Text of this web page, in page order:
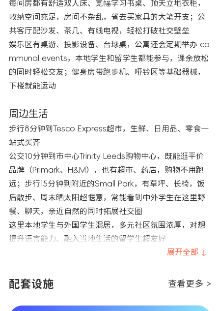
每间房都有舒适双人床、宽幅学习书桌、顶天立地衣柜，
收纳空间充足，房间不杂乱，省去买家具的大笔开支；公
共客厅配沙发、茶几、有线电视，轻松打破社交壁垒
娱乐区有桌游、投影设备、台球桌，公寓还会定期举办 co
mmunal events，本地学生和留学生都能参与，课余放松
的同时轻松交友；健身房带跑步机、哑铃区等基础器械，
下楼就能运动
周边生活
步行8分钟到Tesco Express超市，生鲜、日用品、零食一
站式买齐
公交10分钟到市中心Trinity Leeds购物中心，既能逛平价
品牌（Primark、H&M），也有超市、药店，购物不用跑
远；步行15分钟到附近的Small Park，有草坪、长椅，饭
后散步、周末晒太阳超惬意，常能看到中外学生在这里野
餐、聊天，亲近自然的同时拓展社交圈
这里本地学生与外国学生混居，多元社区氛围浓厚，对想
提升语言能力、融入当地生活的留学生超友好
展开全部 ↓
配套设施 查看更多 >